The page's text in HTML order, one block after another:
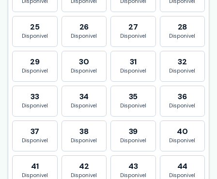
25
Disponivel
26
Disponivel
27
Disponivel
28
Disponivel
29
Disponivel
30
Disponivel
31
Disponivel
32
Disponivel
33
Disponivel
34
Disponivel
35
Disponivel
36
Disponivel
37
Disponivel
38
Disponivel
39
Disponivel
40
Disponivel
41
Disponivel
42
Disponivel
43
Disponivel
44
Disponivel